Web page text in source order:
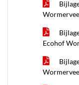
Ecohof